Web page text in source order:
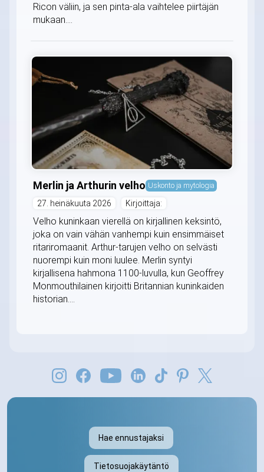
Ricon väliin, ja sen pinta-ala vaihtelee piirtäjän
mukaan....
Merlin ja Arthurin velho Uskonto ja mytologia
27. heinäkuuta 2026 Kirjoittaja:
Velho kuninkaan vierellä on kirjallinen keksintö,
joka on vain vähän vanhempi kuin ensimmäiset
ritariromaanit. Arthur-tarujen velho on selvästi
nuorempi kuin moni luulee. Merlin syntyi
kirjallisena hahmona 1100-luvulla, kun Geoffrey
Monmouthilainen kirjoitti Britannian kuninkaiden
historian....
Hae ennustajaksi
Tietosuojakäytäntö